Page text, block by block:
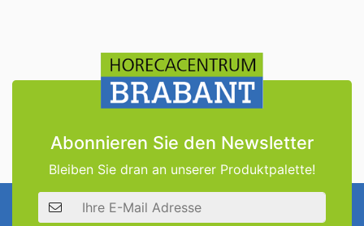
Abonnieren Sie den Newsletter
Bleiben Sie dran an unserer Produktpalette!
E-Mail Adresse